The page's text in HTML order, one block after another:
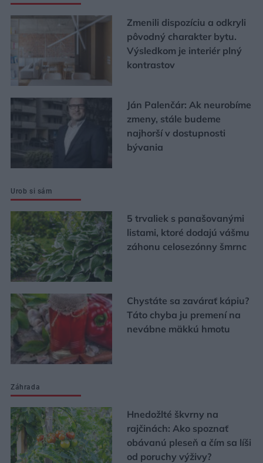
Zmenili dispozíciu a odkryli
pôvodný charakter bytu.
Výsledkom je interiér plný
kontrastov
Ján Palenčár: Ak neurobíme
zmeny, stále budeme
najhorší v dostupnosti
bývania
Urob si sám
5 trvaliek s panašovanými
listami, ktoré dodajú vášmu
záhonu celosezónny šmrnc
Chystáte sa zavárať kápiu?
Táto chyba ju premení na
nevábne mäkkú hmotu
Záhrada
Hnedožlté škvrny na
rajčinách: Ako spoznať
obávanú pleseň a čím sa líši
od poruchy výživy?